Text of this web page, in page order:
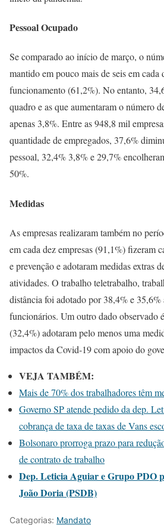
Pessoal Ocupado
Se comparado ao início de março, o
mantido em pouco mais de seis em cada
funcionamento (61,2%). No entanto,
quadro e as que aumentaram o número
apenas 3,8%. Entre as 948,8 mil
quantidade de empregados, 37,6%
pessoal, 32,4% 3,8% e 29,7%
50%.
Medidas
As empresas realizaram também no
em cada dez empresas (91,1%) fizeram
e prevenção e adotaram medidas extras
atividades. O trabalho teletrabalho,
distância foi adotado por 38,4% e 35,6%
funcionários. Um outro dado observado
(32,4%) adotaram pelo menos uma
impactos da Covid-19 com apoio do
VEJA TAMBÉM:
Mais de 70% dos trabalhadores têm
Governo SP atende pedido da dep.
cobrança de taxa de taxas de Vans
Bolsonaro prorroga prazo para
de contrato de trabalho
Dep. Leticia Aguiar e Grupo PDO
João Doria (PSDB)
Categorias: Mandato